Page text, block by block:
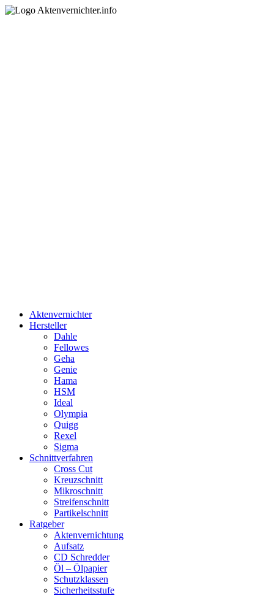
Aktenvernichter
Hersteller
Dahle
Fellowes
Geha
Genie
Hama
HSM
Ideal
Olympia
Quigg
Rexel
Sigma
Schnittverfahren
Cross Cut
Kreuzschnitt
Mikroschnitt
Streifenschnitt
Partikelschnitt
Ratgeber
Aktenvernichtung
Aufsatz
CD Schredder
Öl – Ölpapier
Schutzklassen
Sicherheitsstufe